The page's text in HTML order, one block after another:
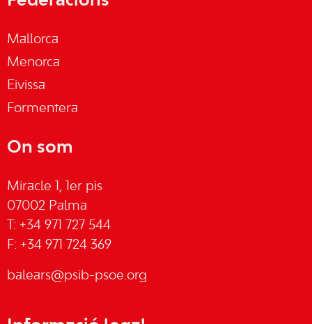
Mallorca
Menorca
Eivissa
Formentera
On som
Miracle 1, 1er pis
07002 Palma
T: +34 971 727 544
F: +34 971 724 369
balears@psib-psoe.org